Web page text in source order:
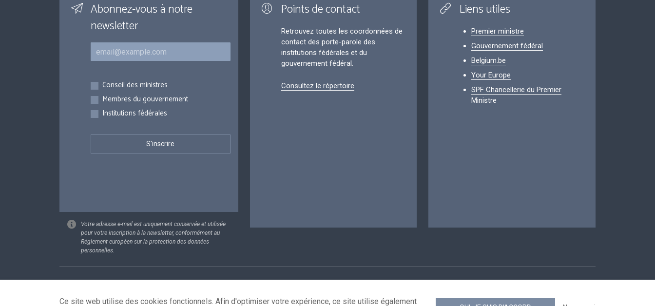
Abonnez-vous à notre
newsletter
Courriel
Inscriptions
Conseil des ministres
Membres du gouvernement
Institutions fédérales
Votre adresse e-mail est uniquement conservée et utilisée
pour votre inscription à la newsletter, conformément au
Règlement européen sur la protection des données
personnelles.
Points de contact
Retrouvez toutes les coordonnées de
contact des porte-parole des
institutions fédérales et du
gouvernement fédéral.
Consultez le répertoire
Liens utiles
Premier ministre
Gouvernement fédéral
Belgium.be
Your Europe
SPF Chancellerie du Premier
Ministre
Ce site web utilise des cookies fonctionnels. Afin d'optimiser votre expérience, ce site utilise également